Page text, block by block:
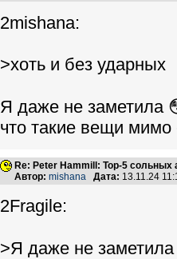
2mishana:
>хоть и без ударных
Я даже не заметила
что такие вещи мимо
Re: Peter Hammill: Top-5 сольных
Автор: mishana Дата: 13.11.24
2Fragile:
>Я даже не